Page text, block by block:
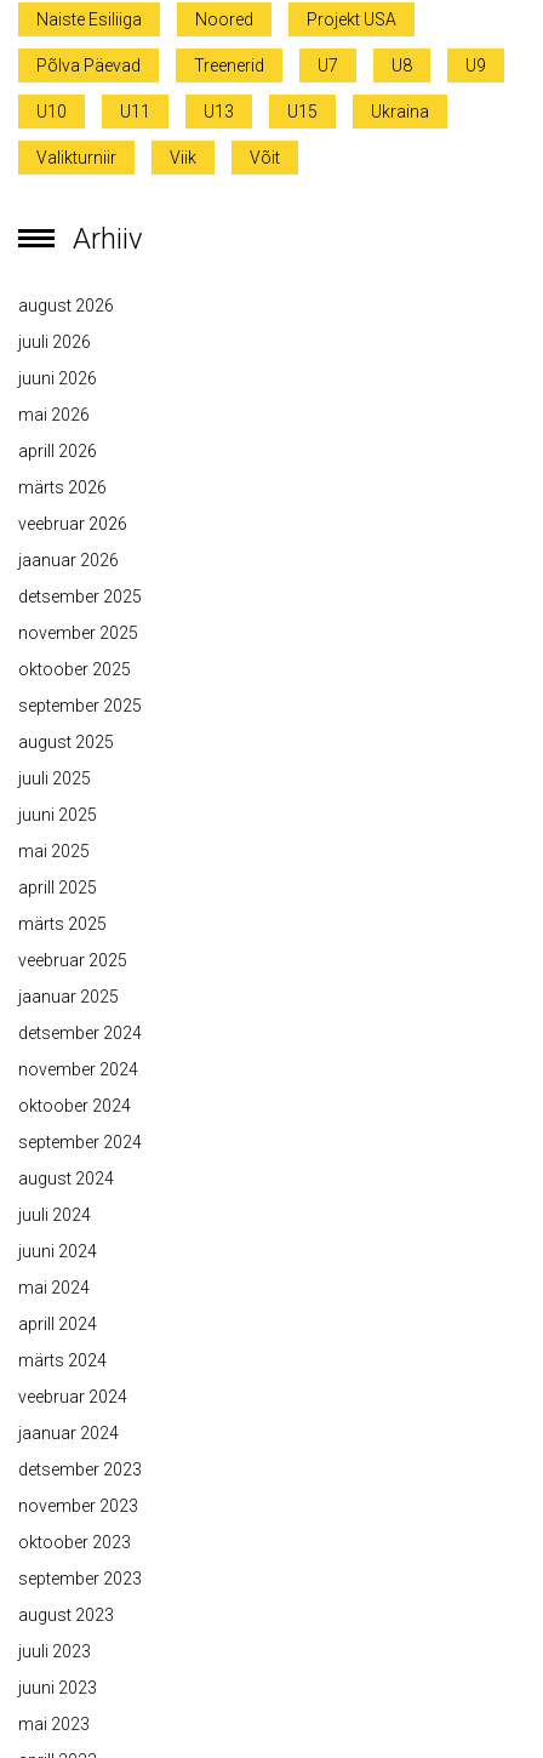
Naiste Esiliiga Noored Projekt USA
Põlva Päevad Treenerid U7 U8 U9
U10 U11 U13 U15 Ukraina
Valikturniir Viik Võit
Arhiiv
august 2026
juuli 2026
juuni 2026
mai 2026
aprill 2026
märts 2026
veebruar 2026
jaanuar 2026
detsember 2025
november 2025
oktoober 2025
september 2025
august 2025
juuli 2025
juuni 2025
mai 2025
aprill 2025
märts 2025
veebruar 2025
jaanuar 2025
detsember 2024
november 2024
oktoober 2024
september 2024
august 2024
juuli 2024
juuni 2024
mai 2024
aprill 2024
märts 2024
veebruar 2024
jaanuar 2024
detsember 2023
november 2023
oktoober 2023
september 2023
august 2023
juuli 2023
juuni 2023
mai 2023